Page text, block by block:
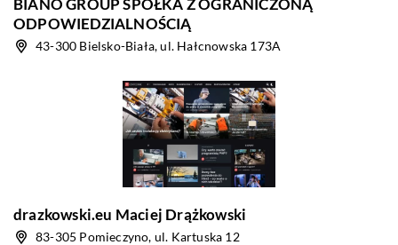
BIANO GROUP SPÓŁKA Z OGRANICZONĄ
ODPOWIEDZIALNOŚCIĄ
43-300 Bielsko-Biała, ul. Hałcnowska 173A
drazkowski.eu Maciej Drążkowski
83-305 Pomieczyno, ul. Kartuska 12